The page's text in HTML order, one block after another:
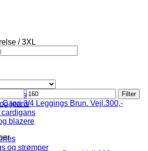
skjorter
tunikaer
jeans
cardigans
blazere
og strømper
/3XL
Højeste
pris
Filter